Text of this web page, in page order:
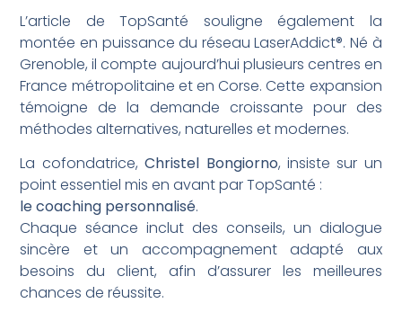
L’article de TopSanté souligne également la
montée en puissance du réseau LaserAddict®. Né à
Grenoble, il compte aujourd’hui plusieurs centres en
France métropolitaine et en Corse. Cette expansion
témoigne de la demande croissante pour des
méthodes alternatives, naturelles et modernes.
La cofondatrice,Christel Bongiorno, insiste sur un
point essentiel mis en avant par TopSanté :
le coaching personnalisé.
Chaque séance inclut des conseils, un dialogue
sincère et un accompagnement adapté aux
besoins du client, afin d’assurer les meilleures
chances de réussite.